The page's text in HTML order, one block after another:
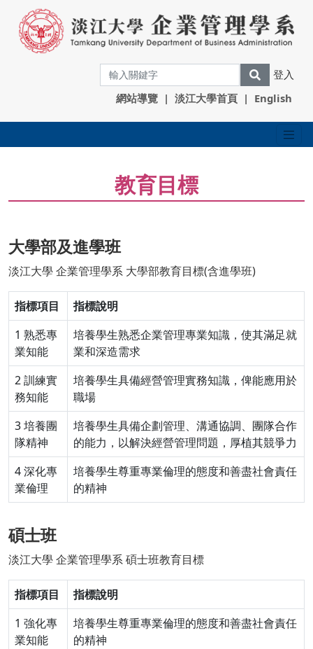
登入
網站導覽 | 淡江大學首頁 | English
教育目標
大學部及進學班
淡江大學 企業管理學系 大學部教育目標(含進學班)
指標項目
指標說明
1 熟悉專
業知能
培養學生熟悉企業管理專業知識，使其滿足就
業和深造需求
2 訓練實
務知能
培養學生具備經營管理實務知識，俾能應用於
職場
3 培養團
隊精神
培養學生具備企劃管理、溝通協調、團隊合作
的能力，以解決經營管理問題，厚植其競爭力
4 深化專
業倫理
培養學生尊重專業倫理的態度和善盡社會責任
的精神
碩士班
淡江大學 企業管理學系 碩士班教育目標
指標項目
指標說明
1 強化專
業知能
培養學生尊重專業倫理的態度和善盡社會責任
的精神